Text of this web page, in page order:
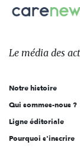
sur:
Le
des
l'engagement
Le média des
Notre histoire
Qui sommes-nous ?
Ligne éditoriale
Pourquoi s'inscrire